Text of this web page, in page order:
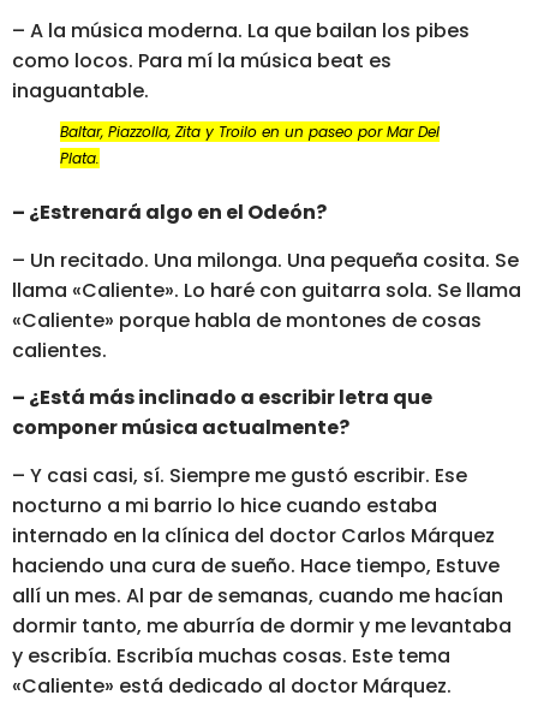
– A la música moderna. La que bailan los pibes
como locos. Para mí la música beat es
inaguantable.
Baltar, Piazzolla, Zita y Troilo en un paseo por Mar Del
Plata.
– ¿Estrenará algo en el Odeón?
– Un recitado. Una milonga. Una pequeña cosita. Se
llama «Caliente». Lo haré con guitarra sola. Se llama
«Caliente» porque habla de montones de cosas
calientes.
– ¿Está más inclinado a escribir letra que
componer música actualmente?
– Y casi casi, sí. Siempre me gustó escribir. Ese
nocturno a mi barrio lo hice cuando estaba
internado en la clínica del doctor Carlos Márquez
haciendo una cura de sueño. Hace tiempo, Estuve
allí un mes. Al par de semanas, cuando me hacían
dormir tanto, me aburría de dormir y me levantaba
y escribía. Escribía muchas cosas. Este tema
«Caliente» está dedicado al doctor Márquez.